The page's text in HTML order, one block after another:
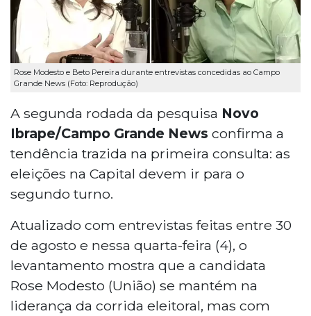
Rose Modesto e Beto Pereira durante entrevistas concedidas ao Campo
Grande News (Foto: Reprodução)
A segunda rodada da pesquisa Novo
Ibrape/Campo Grande News confirma a
tendência trazida na primeira consulta: as
eleições na Capital devem ir para o
segundo turno.
Atualizado com entrevistas feitas entre 30
de agosto e nessa quarta-feira (4), o
levantamento mostra que a candidata
Rose Modesto (União) se mantém na
liderança da corrida eleitoral, mas com